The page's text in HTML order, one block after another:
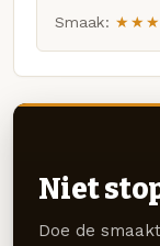
Smaak:
Niet
Doe de